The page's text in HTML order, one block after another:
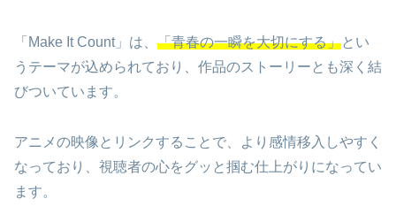
「Make It Count」は、 「青春の一瞬を大切にする」とい
うテーマが込められており、作品のストーリーとも深く結
びついています。
アニメの映像とリンクすることで、より感情移入しやすく
なっており、視聴者の心をグッと掴む仕上がりになってい
ます。